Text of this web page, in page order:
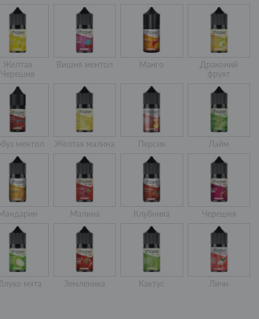
Желтая
Черешня
Вишня ментол Манго
Драконий
фрукт
ментол Желтая малина Персик Лайм
Малина Клубника Черешня
мята Земленика Кактус Личи